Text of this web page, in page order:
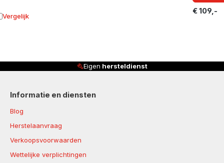
€ 109,-
Vergelijk aan vergelijking
Eigen hersteldienst
Informatie en diensten
Blog
Herstelaanvraag
Verkoopsvoorwaarden
Wettelijke verplichtingen